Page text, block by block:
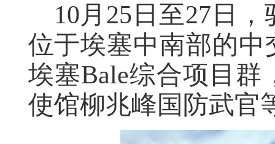
10月25日至27日
位于埃塞中南部的
埃塞Bale综合项目
使馆柳兆峰国防武官